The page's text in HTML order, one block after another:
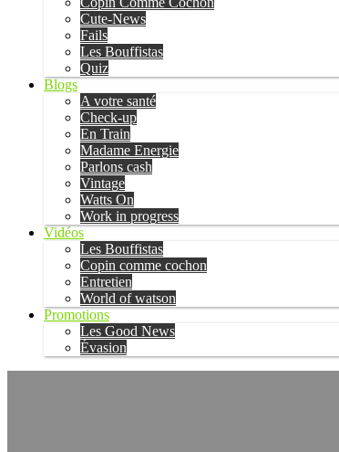
Cute-News
Fails
Les Bouffistas
Quiz
Blogs
A votre santé
Check-up
En Train
Madame Energie
Parlons cash
Vintage
Watts On
Work in progress
Vidéos
Les Bouffistas
Copin comme cochon
Entretien
World of watson
Promotions
Les Good News
Évasion